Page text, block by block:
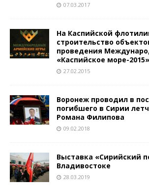
07.03.2017
На Каспийской
строительство
проведения
«Каспийское море-2015»
27.02.2015
Воронеж проводил в
погибшего в Сирии
Романа Филипова
09.02.2018
Выставка «Сирийский
Владивостоке
28.03.2019